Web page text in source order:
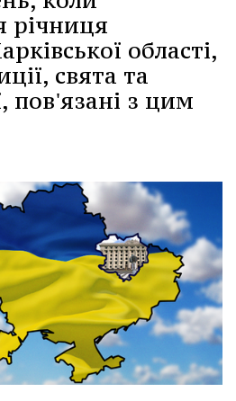
річниця
області,
свята та
пов'язані з цим